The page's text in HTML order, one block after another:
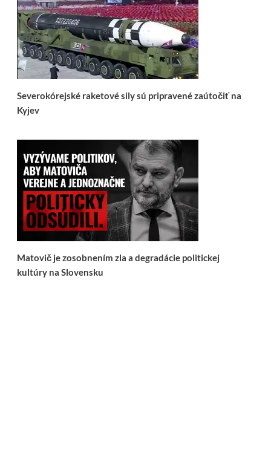
Severokórejské raketové sily sú pripravené zaútočiť na
Kyjev
Matovič je zosobnením zla a degradácie politickej
kultúry na Slovensku